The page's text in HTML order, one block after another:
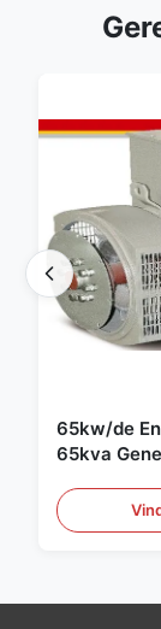
65kw/de
65kva